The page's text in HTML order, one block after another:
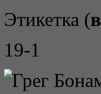
Этикетка (
19-1